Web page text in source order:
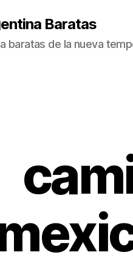
Baratas
baratas de la nueva